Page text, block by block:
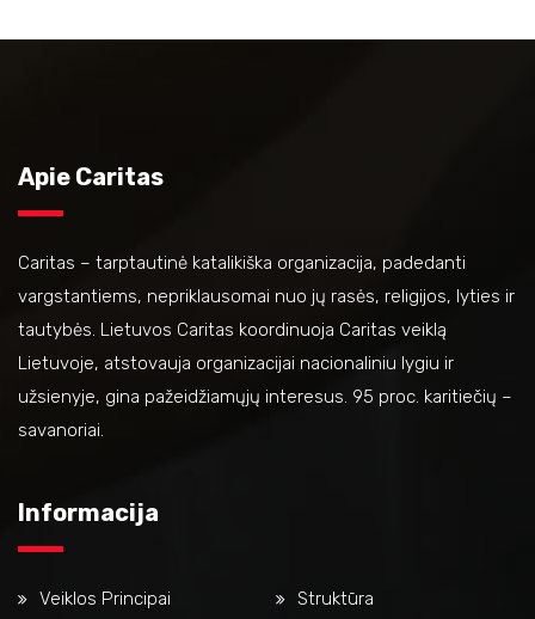
Apie Caritas
Caritas – tarptautinė katalikiška organizacija, padedanti
vargstantiems, nepriklausomai nuo jų rasės, religijos, lyties ir
tautybės. Lietuvos Caritas koordinuoja Caritas veiklą
Lietuvoje, atstovauja organizacijai nacionaliniu lygiu ir
užsienyje, gina pažeidžiamųjų interesus. 95 proc. karitiečių –
savanoriai.
Informacija
Veiklos Principai Struktūra